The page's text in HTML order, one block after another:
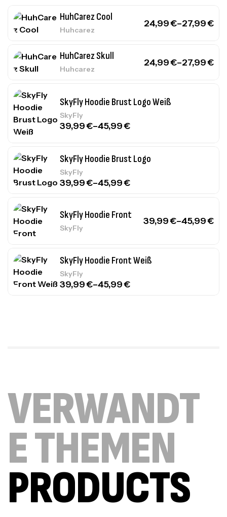
HuhCarez Cool
Huhcarez
24,99€–27,99€
HuhCarez Skull
Huhcarez
24,99€–27,99€
SkyFly Hoodie Brust Logo Weiß
SkyFly
39,99€–45,99€
SkyFly Hoodie Brust Logo
SkyFly
39,99€–45,99€
SkyFly Hoodie Front
SkyFly
39,99€–45,99€
SkyFly Hoodie Front Weiß
SkyFly
39,99€–45,99€
VERWANDT
E THEMEN
PRODUCTS